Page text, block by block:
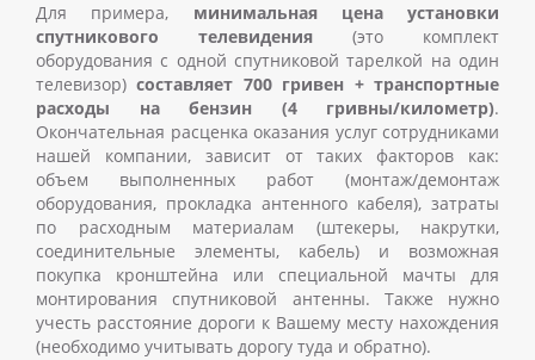
Для примера, минимальная цена установки
спутникового телевидения (это комплект
оборудования с одной спутниковой тарелкой на один
телевизор)составляет 700 гривен + транспортные
расходы на бензин (4 гривны/километр).
Окончательная расценка оказания услуг сотрудниками
нашей компании, зависит от таких факторов как:
объем выполненных работ (монтаж/демонтаж
оборудования, прокладка антенного кабеля), затраты
по расходным материалам (штекеры, накрутки,
соединительные элементы, кабель) и возможная
покупка кронштейна или специальной мачты для
монтирования спутниковой антенны. Также нужно
учесть расстояние дороги к Вашему месту нахождения
(необходимо учитывать дорогу туда и обратно).